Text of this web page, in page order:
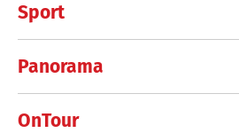
Sport
Panorama
OnTour